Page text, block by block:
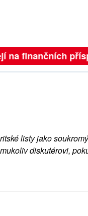
finančních
listy jako
diskutérovi,